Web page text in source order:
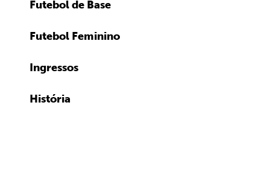
Futebol de Base
Futebol Feminino
Ingressos
História